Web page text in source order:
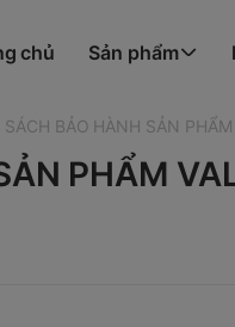
chủ Sản phẩm
BẢO HÀNH SẢN
PHẨM